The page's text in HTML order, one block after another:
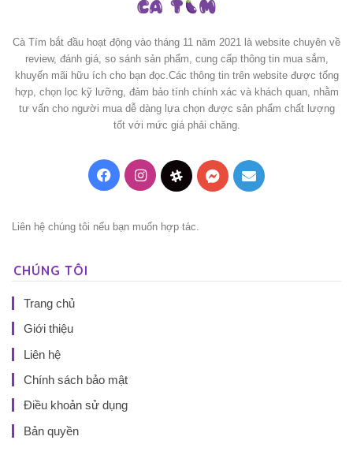
Cà Tím bắt đầu hoạt động vào tháng 11 năm 2021 là website chuyên về
review, đánh giá, so sánh sản phẩm, cung cấp thông tin mua sắm,
khuyến mãi hữu ích cho bạn đọc.Các thông tin trên website được tổng
hợp, chọn lọc kỹ lưỡng, đảm bảo tính chính xác và khách quan, nhằm
tư vấn cho người mua dễ dàng lựa chọn được sản phẩm chất lượng
tốt với mức giá phải chăng.
FacebookInstagramThreadsMessenger
Mail
Liên hệ chúng tôi nếu bạn muốn hợp tác.
CHÚNG TÔI
Trang chủ
Giới thiệu
Liên hệ
Chính sách bảo mật
Điều khoản sử dụng
Bản quyền